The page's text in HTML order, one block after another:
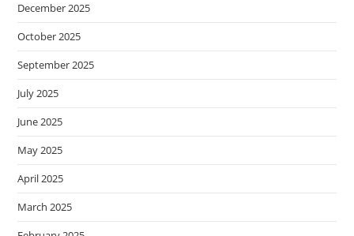
December 2025
October 2025
September 2025
July 2025
June 2025
May 2025
April 2025
March 2025